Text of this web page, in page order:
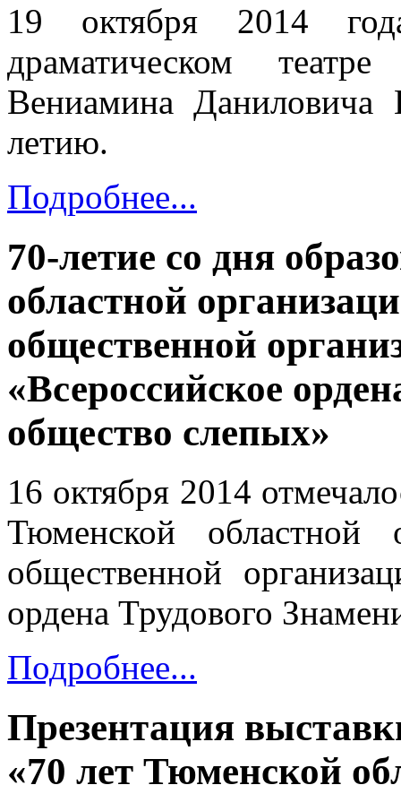
19 октября 2014
драматическом
Вениамина
летию.
Подробнее...
70-летие со дня
областной
общественной
«Всероссийское
общество слепых»
16 октября 2014
Тюменской областной
общественной
ордена Трудового
Подробнее...
Презентация
«70 лет Тюменской